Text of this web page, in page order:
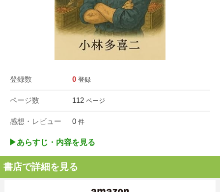
登録数 0 登録
ページ数 112 ページ
感想・レビュー 0 件
▶︎あらすじ・内容を見る
書店で詳細を見る